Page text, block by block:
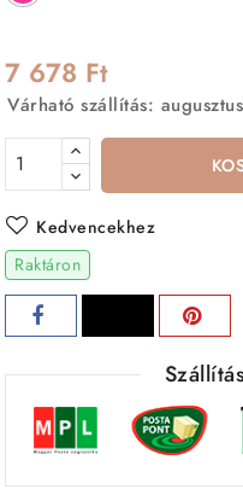
7 678 Ft
Várható szállítás:
Kedvencekhez
Raktáron